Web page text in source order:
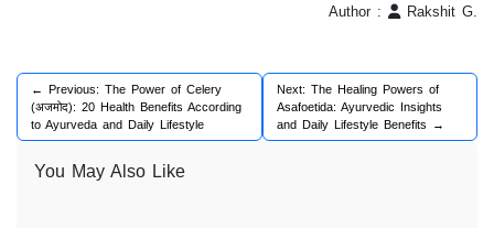
Author : Rakshit G.
← Previous: The Power of Celery
(अजमोद): 20 Health Benefits According
to Ayurveda and Daily Lifestyle
Next: The Healing Powers of
Asafoetida: Ayurvedic Insights
and Daily Lifestyle Benefits →
You May Also Like